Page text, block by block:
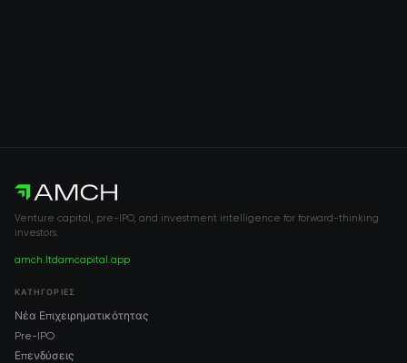
Venture capital, pre-IPO, and investment intelligence for forward-thinking
investors.
amch.ltdamcapital.app
ΚΑΤΗΓΟΡΊΕΣ
Νέα Επιχειρηματικότητας
Pre-IPO
Επενδύσεις